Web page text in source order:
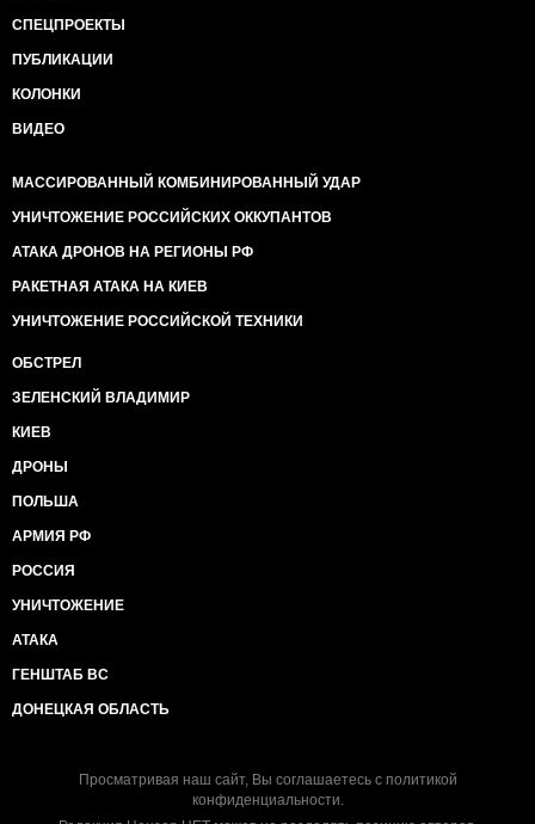
СПЕЦПРОЕКТЫ
ПУБЛИКАЦИИ
КОЛОНКИ
ВИДЕО
МАССИРОВАННЫЙ КОМБИНИРОВАННЫЙ УДАР
УНИЧТОЖЕНИЕ РОССИЙСКИХ ОККУПАНТОВ
АТАКА ДРОНОВ НА РЕГИОНЫ РФ
РАКЕТНАЯ АТАКА НА КИЕВ
УНИЧТОЖЕНИЕ РОССИЙСКОЙ ТЕХНИКИ
ОБСТРЕЛ
ЗЕЛЕНСКИЙ ВЛАДИМИР
КИЕВ
ДРОНЫ
ПОЛЬША
АРМИЯ РФ
РОССИЯ
УНИЧТОЖЕНИЕ
АТАКА
ГЕНШТАБ ВС
ДОНЕЦКАЯ ОБЛАСТЬ
Просматривая наш сайт, Вы соглашаетесь с политикой
конфиденциальности.